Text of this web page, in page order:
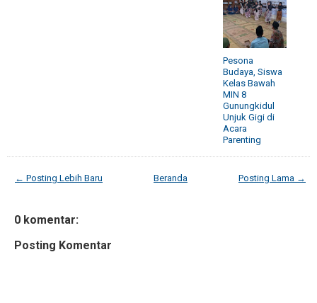
Pesona
Budaya, Siswa
Kelas Bawah
MIN 8
Gunungkidul
Unjuk Gigi di
Acara
Parenting
← Posting Lebih Baru Posting Lama →
Beranda
0 komentar:
Posting Komentar